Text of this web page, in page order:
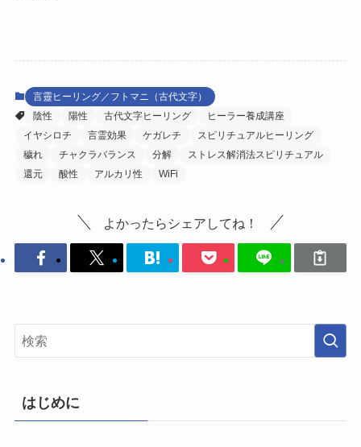
言靈ヒーリング／フトマニ（古代文字）
陰性
陽性 古代文字ヒーリング
ヒーラー養成講座
イヤシロチ
言霊効果 ケガレチ
スピリチュアルヒーリング
穢れ
チャクラバランス 分解
ストレス解消法スピリチュアル
還元
酸性 アルカリ性 WiFi
よかったらシェアしてね！
はじめに